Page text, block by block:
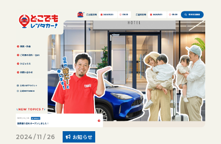
2024 / 11 / 26 お知らせ